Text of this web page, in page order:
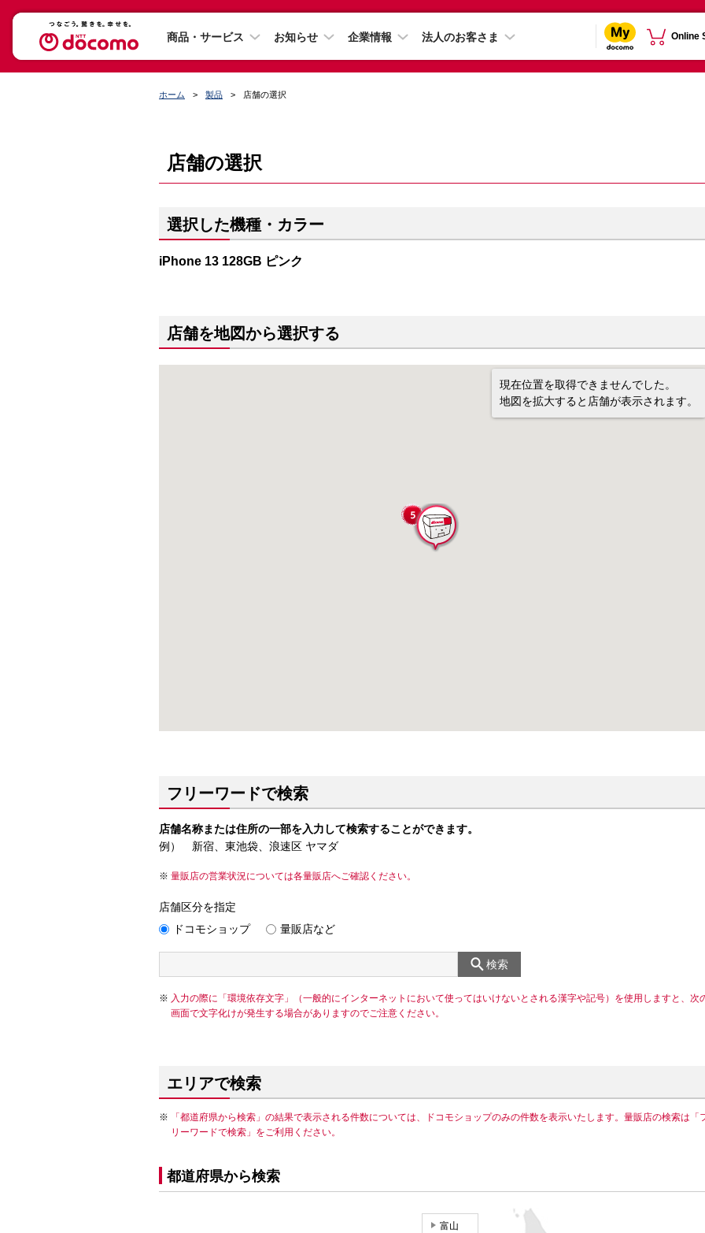
商品・サービス お知らせ 企業情報 法人のお客さま Online
ホーム 製品 店舗の選択
店舗の選択
選択した機種・カラー
iPhone 13 128GB ピンク
店舗を地図から選択する
現在位置を取得できませんでした。
地図を拡大すると店舗が表示されます。
フリーワードで検索
店舗名称または住所の一部を入力して検索することができます。
例） 新宿、東池袋、浪速区 ヤマダ
量販店の営業状況については各量販店へご確認ください。
店舗区分を指定
ドコモショップ
量販店など
検索
入力の際に「環境依存文字」（一般的にインターネットにおいて使ってはいけないとされる漢字や記号）を使用しますと、次
画面で文字化けが発生する場合がありますのでご注意ください。
エリアで検索
「都道府県から検索」の結果で表示される件数については、ドコモショップのみの件数を表示いたします。量販店の検索は「
リーワードで検索」をご利用ください。
都道府県から検索
富山